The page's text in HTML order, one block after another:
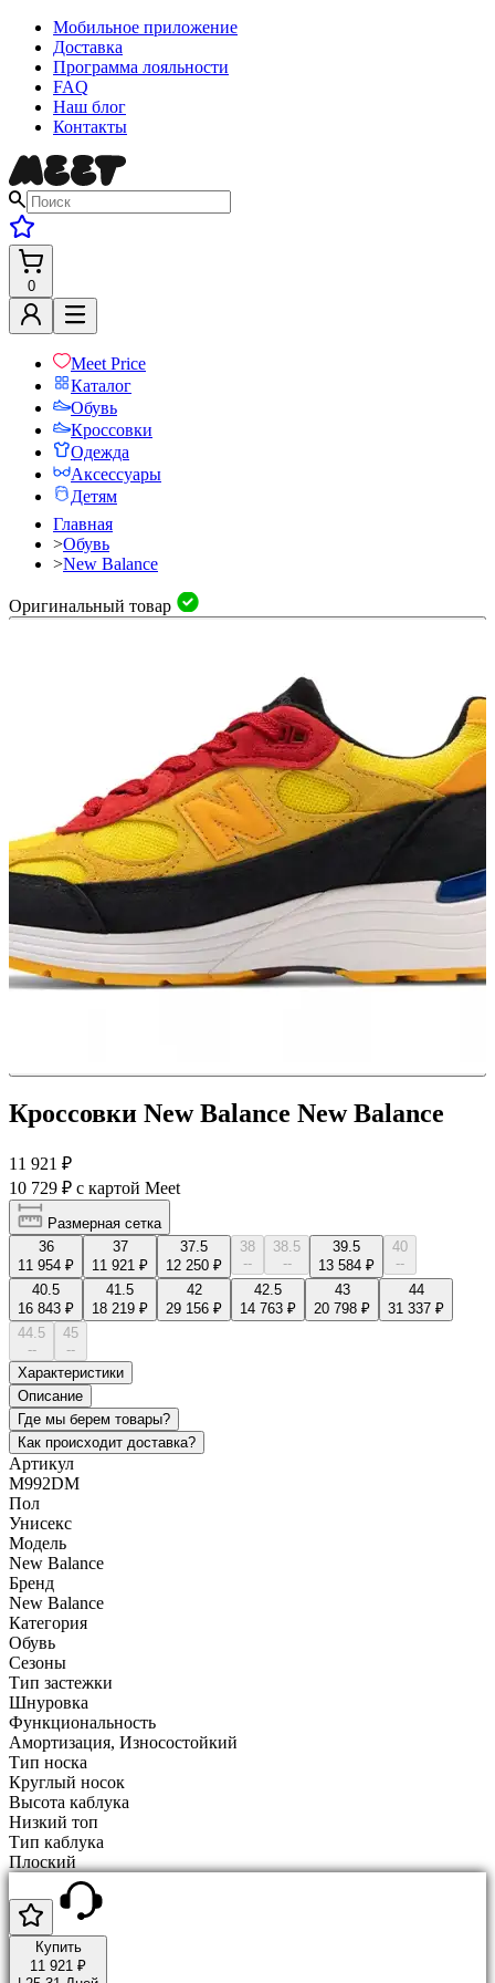
Мобильное приложение
Доставка
Программа лояльности
FAQ
Наш блог
Контакты
0
Meet Price
Каталог
Обувь
Кроссовки
Одежда
Аксессуары
Детям
Главная
>Обувь
>New Balance
Оригинальный товар
Кроссовки New Balance New Balance
11 921 ₽
10 729 ₽ с картой Meet
Размерная сетка
36
11 954 ₽
37
11 921 ₽
37.5
12 250 ₽
38
--
38.5
--
39.5
13 584 ₽
40
--
40.5
16 843 ₽
41.5
18 219 ₽
42
29 156 ₽
42.5
14 763 ₽
43
20 798 ₽
44
31 337 ₽
44.5
--
45
--
Характеристики
Описание
Где мы берем товары?
Как происходит доставка?
Артикул
M992DM
Пол
Унисекс
Модель
New Balance
Бренд
New Balance
Категория
Обувь
Сезоны
Тип застежки
Шнуровка
Функциональность
Амортизация, Износостойкий
Тип носка
Круглый носок
Высота каблука
Низкий топ
Тип каблука
Плоский
Купить
11 921 ₽